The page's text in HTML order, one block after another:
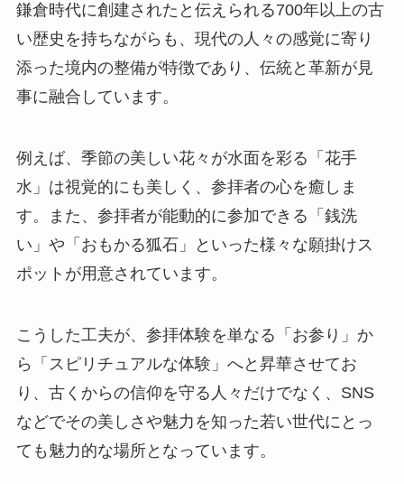
鎌倉時代に創建されたと伝えられる700年以上の古
い歴史を持ちながらも、現代の人々の感覚に寄り
添った境内の整備が特徴であり、伝統と革新が見
事に融合しています。
例えば、季節の美しい花々が水面を彩る「花手
水」は視覚的にも美しく、参拝者の心を癒しま
す。また、参拝者が能動的に参加できる「銭洗
い」や「おもかる狐石」といった様々な願掛けス
ポットが用意されています。
こうした工夫が、参拝体験を単なる「お参り」か
ら「スピリチュアルな体験」へと昇華させてお
り、古くからの信仰を守る人々だけでなく、SNS
などでその美しさや魅力を知った若い世代にとっ
ても魅力的な場所となっています。